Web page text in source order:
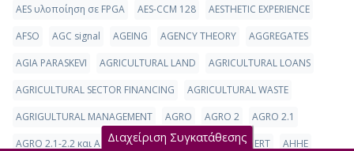
AES υλοποίηση σε FPGA
AES-CCM 128
AESTHETIC EXPERIENCE
AFSO
AGC signal AGEING AGENCY THEORY
AGGREGATES
AGIA PARASKEVI
AGRICULTURAL LAND
AGRICULTURAL LOANS
AGRICULTURAL SECTOR FINANCING
AGRICULTURAL WASTE
AGRIGULTURAL MANAGEMENT
AGRO AGRO 2
AGRO 2.1
AGRO 2.1-2.2 και AGRO 2.1-2.2
AGRO 2.2 AGROCERT AHHE
Διαχείριση Συγκατάθεσης